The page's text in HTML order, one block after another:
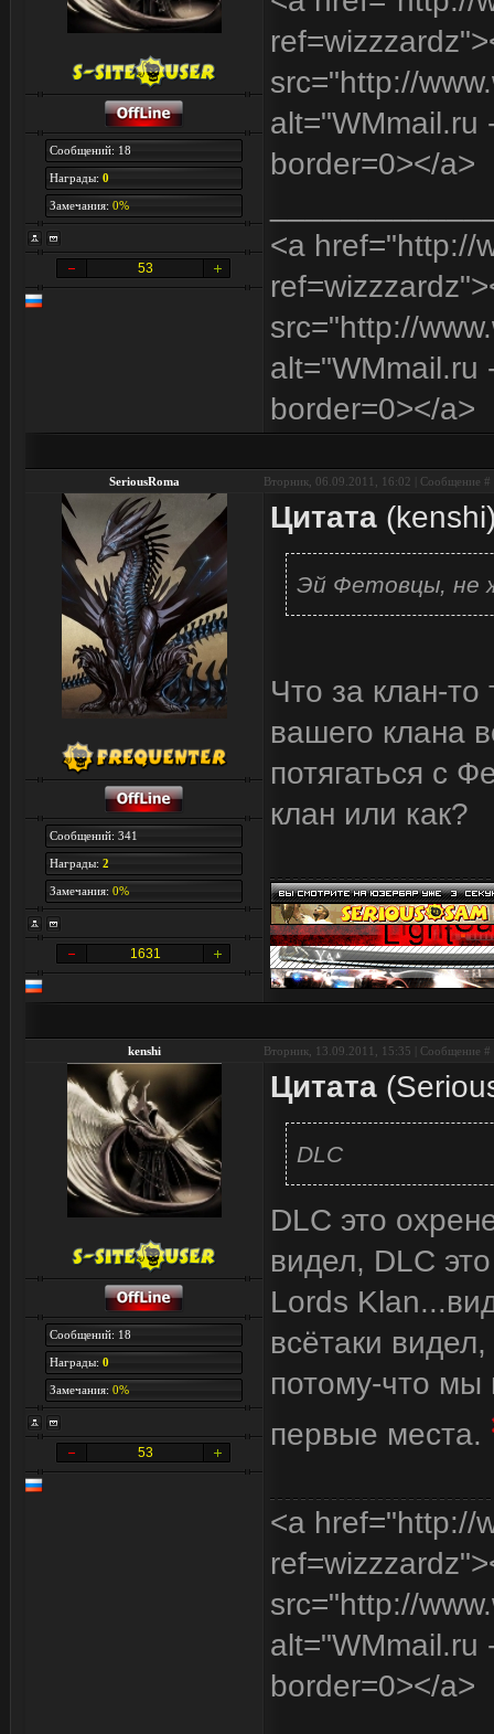
Сообщений: 18
Награды: 0
Замечания: 0%
53
src="http://
alt="WMmail.ru
border=0></a>
<a href="http://
src="http://
alt="WMmail.ru
border=0></a>
SeriousRoma Вторник, 06.09.2011, 16:02 | Сообщение #
Сообщений: 341
Награды: 2
Замечания: 0%
1631
Цитата (kenshi
Эй Фетовцы, не
Что за клан-
вашего клана
потягаться с
клан или как?
kenshi Вторник, 13.09.2011, 15:35 | Сообщение #
Сообщений: 18
Награды: 0
Замечания: 0%
53
Цитата (
DLC
DLC это
видел, DLC
Lords
всётаки
потому-что мы
первые места.
<a href="http://
src="http://
alt="WMmail.ru
border=0></a>